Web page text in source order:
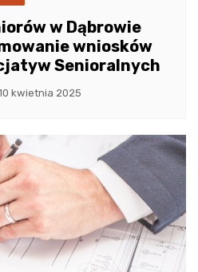
w Dąbrowie
wniosków
Senioralnych
kwietnia 2025